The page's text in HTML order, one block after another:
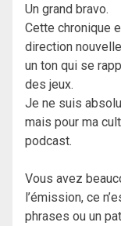
Un grand bravo.
Cette chronique
direction
un ton qui se
des jeux.
Je ne suis
mais pour ma
podcast.
Vous avez
l’émission, ce
phrases ou un